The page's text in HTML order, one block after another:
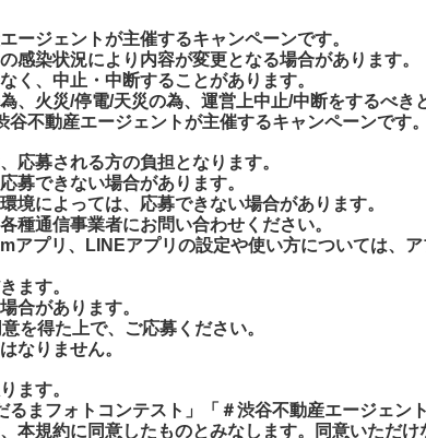
ージェントが主催するキャンペーンです。
感染状況により内容が変更となる場合があります。
く、中止・中断することがあります。
、火災/停電/天災の為、運営上中止/中断をするべき
不動産エージェントが主催するキャンペーンです。
応募される方の負担となります。
募できない場合があります。
境によっては、応募できない場合があります。
種通信事業者にお問い合わせください。
アプリ、LINEアプリの設定や使い方については、
ます。
合があります。
を得た上で、ご応募ください。
なりません。
ます。
るまフォトコンテスト」「＃渋谷不動産エージェン
本規約に同意したものとみなします。同意いただけ